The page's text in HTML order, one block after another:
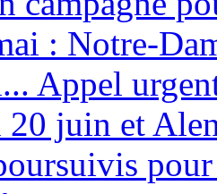
: Notre-
Appel
20 juin et